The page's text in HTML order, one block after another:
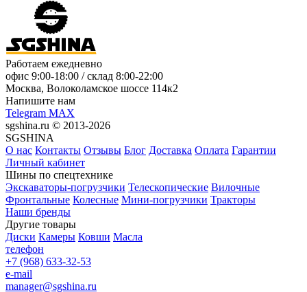
Работаем ежедневно
офис 9:00-18:00 / склад 8:00-22:00
Москва, Волоколамское шоссе 114к2
Напишите нам
Telegram MAX
sgshina.ru © 2013-2026
SGSHINA
О нас Контакты Отзывы Блог Доставка Оплата Гарантии
Личный кабинет
Шины по спецтехнике
Экскаваторы-погрузчики Телескопические Вилочные
Фронтальные Колесные Мини-погрузчики Тракторы
Наши бренды
Другие товары
Диски Камеры Ковши Масла
телефон
+7 (968) 633-32-53
e-mail
manager@sgshina.ru